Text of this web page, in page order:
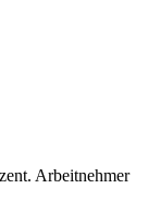
Arbeitnehmer